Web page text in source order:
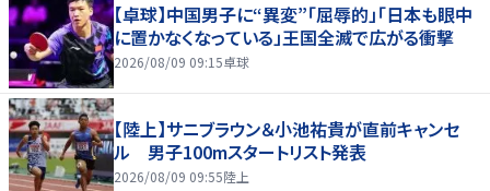
【卓球】中国男子に“異変”「屈辱的」「日本も眼中
に置かなくなっている」王国全滅で広がる衝撃
2026/08/09 09:15卓球
【陸上】サニブラウン＆小池祐貴が直前キャンセ
ル 男子100mスタートリスト発表
2026/08/09 09:55陸上